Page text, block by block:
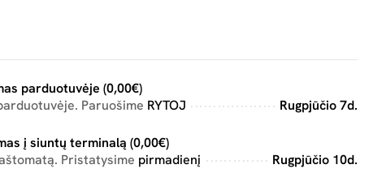
parduotuvėje (0,00€)
Paruošime RYTOJ Rugpjūčio 7d.
į siuntų terminalą (0,00€)
Pristatysime pirmadienį Rugpjūčio 10d.